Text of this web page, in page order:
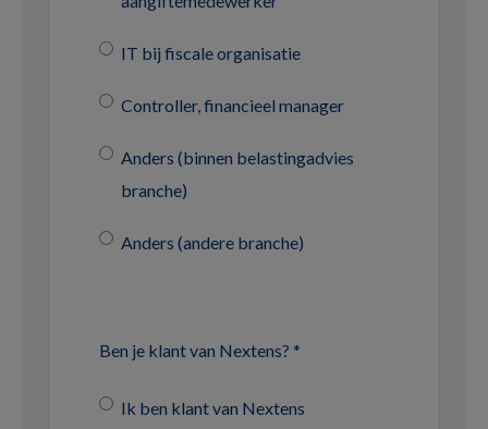
IT bij fiscale organisatie
Controller, financieel manager
Anders (binnen belastingadvies
branche)
Anders (andere branche)
Ben je klant van Nextens? *
Ik ben klant van Nextens